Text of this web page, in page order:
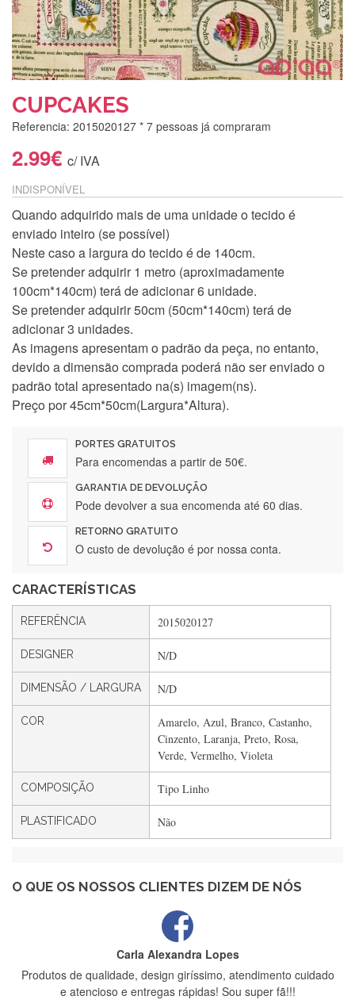
CUPCAKES
Referencia: 2015020127 * 7 pessoas já compraram
2.99€ c/ IVA
INDISPONÍVEL
Quando adquirido mais de uma unidade o tecido é
enviado inteiro (se possível)
Neste caso a largura do tecido é de 140cm.
Se pretender adquirir 1 metro (aproximadamente
100cm*140cm) terá de adicionar 6 unidade.
Se pretender adquirir 50cm (50cm*140cm) terá de
adicionar 3 unidades.
As imagens apresentam o padrão da peça, no entanto,
devido a dimensão comprada poderá não ser enviado o
padrão total apresentado na(s) imagem(ns).
Preço por 45cm*50cm(Largura*Altura).
PORTES GRATUITOS
Para encomendas a partir de 50€.
GARANTIA DE DEVOLUÇÃO
Pode devolver a sua encomenda até 60 dias.
RETORNO GRATUITO
O custo de devolução é por nossa conta.
CARACTERÍSTICAS
REFERÊNCIA 2015020127
DESIGNER N/D
DIMENSÃO / LARGURA N/D
COR
Amarelo, Azul, Branco, Castanho,
Cinzento, Laranja, Preto, Rosa,
Verde, Vermelho, Violeta
COMPOSIÇÃO Tipo Linho
PLASTIFICADO Não
O QUE OS NOSSOS CLIENTES DIZEM DE NÓS
Silvia Lopes
Encomenda direitinha. Rapidez e segurança. Volto a
Silvia André
Gostei ,Serviço bastante rápido. recomendo
Filipa Freire
Rápido, atendimento 5*. Hoje chegará a segunda encomenda
feita de muitas certamente❤️
estrelas
Carla Alexandra Lopes
Produtos de qualidade, design giríssimo, atendimento cuidado
e atencioso e entregas rápidas! Sou super fã!!!